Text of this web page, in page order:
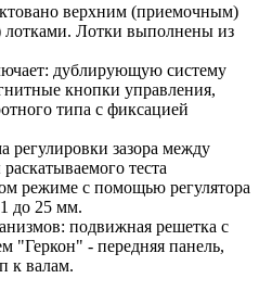
верхним (приемочным)
Лотки выполнены из
дублирующую систему
кнопки управления,
типа с фиксацией
регулировки зазора между
теста
режиме с помощью регулятора
1 до 25 мм.
подвижная решетка с
"Геркон" - передняя панель,
к валам.